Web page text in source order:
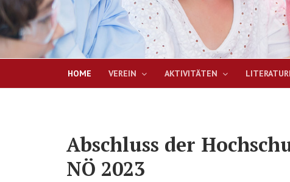
HOME VEREIN AKTIVITÄTEN
Abschluss der
NÖ 2023